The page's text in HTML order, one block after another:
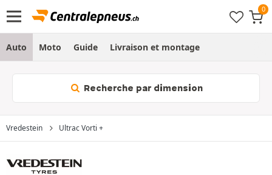
Auto Moto Guide Livraison et montage
Recherche par dimension
Vredestein Ultrac Vorti +